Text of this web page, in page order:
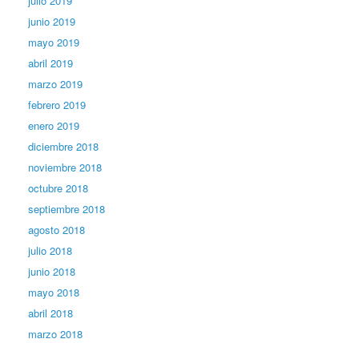
junio 2019
mayo 2019
abril 2019
marzo 2019
febrero 2019
enero 2019
diciembre 2018
noviembre 2018
octubre 2018
septiembre 2018
agosto 2018
julio 2018
junio 2018
mayo 2018
abril 2018
marzo 2018